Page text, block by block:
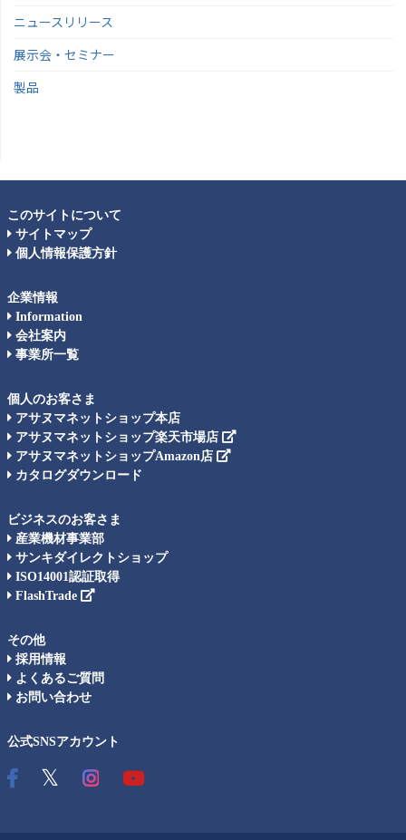
ニュースリリース
展示会・セミナー
製品
このサイトについて
サイトマップ
個人情報保護方針
企業情報
Information
会社案内
事業所一覧
個人のお客さま
アサヌマネットショップ本店
アサヌマネットショップ楽天市場店
アサヌマネットショップAmazon店
カタログダウンロード
ビジネスのお客さま
産業機材事業部
サンキダイレクトショップ
ISO14001認証取得
FlashTrade
その他
採用情報
よくあるご質問
お問い合わせ
公式SNSアカウント